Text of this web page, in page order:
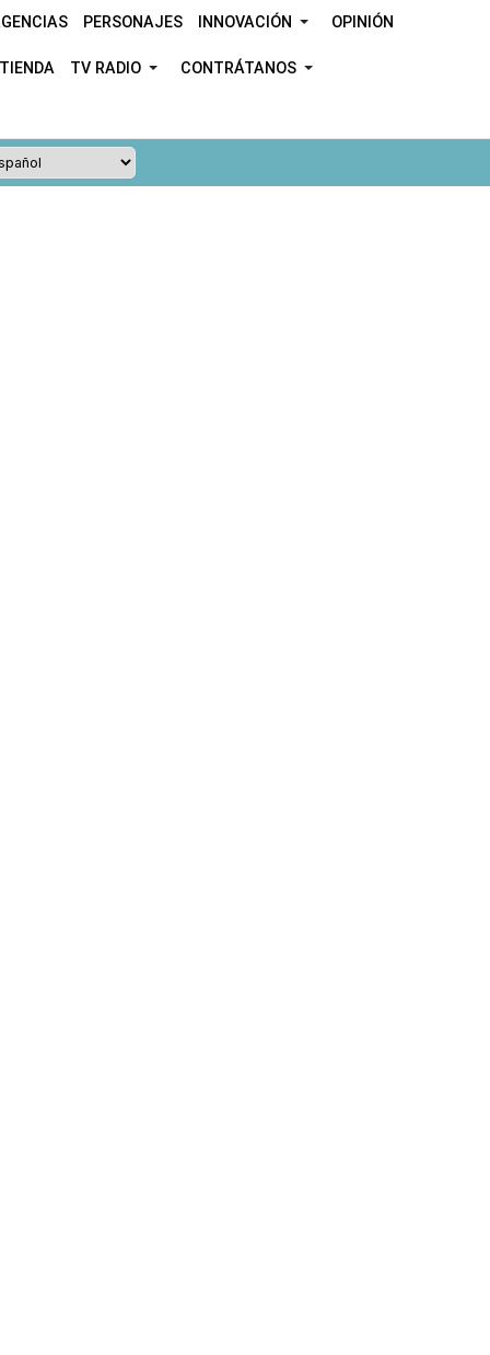
PERSONAJES INNOVACIÓN OPINIÓN
TIENDA TV RADIO CONTRÁTANOS